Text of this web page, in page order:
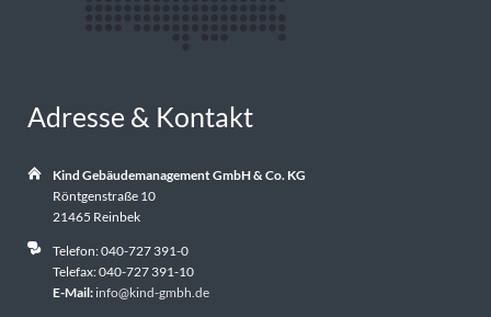
Adresse & Kontakt
Kind Gebäudemanagement GmbH & Co. KG
Röntgenstraße 10
21465 Reinbek
Telefon: 040-727 391-0
Telefax: 040-727 391-10
E-Mail: info@kind-gmbh.de